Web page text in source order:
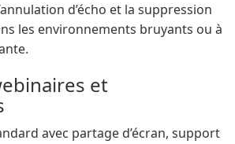
d’écho et la suppression
les environnements bruyants ou à
et
avec partage d’écran, support